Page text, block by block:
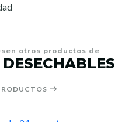
otros productos de